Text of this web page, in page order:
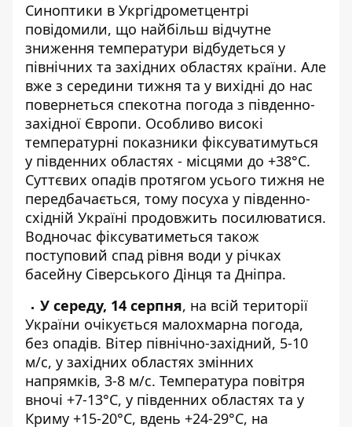
Синоптики в Укргідрометцентрі
повідомили, що найбільш відчутне
зниження температури відбудеться у
північних та західних областях країни. Але
вже з середини тижня та у вихідні до нас
повернеться спекотна погода з південно-
західної Європи. Особливо високі
температурні показники фіксуватимуться
у південних областях - місцями до +38°C.
Суттєвих опадів протягом усього тижня не
передбачається, тому посуха у південно-
східній Україні продовжить посилюватися.
Водночас фіксуватиметься також
поступовий спад рівня води у річках
басейну Сіверського Дінця та Дніпра.
У середу, 14 серпня, на всій території
України очікується малохмарна погода,
без опадів. Вітер північно-західний, 5-10
м/с, у західних областях змінних
напрямків, 3-8 м/с. Температура повітря
вночі +7-13°C, у південних областях та у
Криму +15-20°C, вдень +24-29°C, на